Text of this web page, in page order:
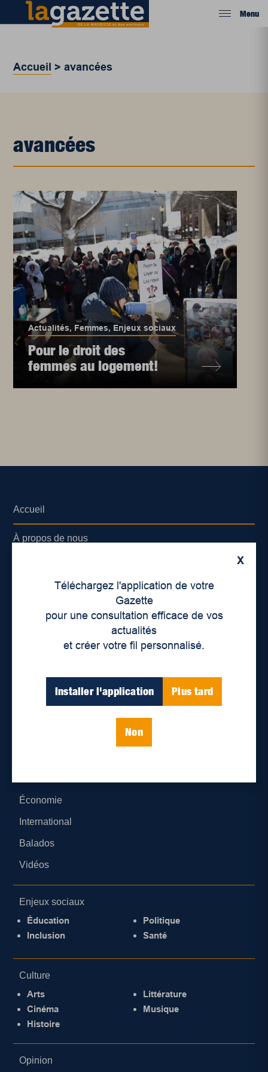
Menu
Accueil >avancées
avancées
Actualités, Femmes, Enjeux sociaux
Pour le droit des
femmes au logement!
X
Téléchargez l'application de votre
Gazette
pour une consultation efficace de vos
actualités
et créer votre fil personnalisé.
Installer l'application Plus tard
Non
Accueil
À propos de nous
Lieux de distribution
Économie
International
Balados
Vidéos
Enjeux sociaux
Éducation
Inclusion
Politique
Santé
Culture
Arts
Cinéma
Histoire
Littérature
Musique
Opinion